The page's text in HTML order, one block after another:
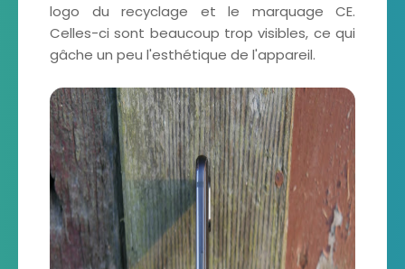
logo du recyclage et le marquage CE.
Celles-ci sont beaucoup trop visibles, ce qui
gâche un peu l'esthétique de l'appareil.